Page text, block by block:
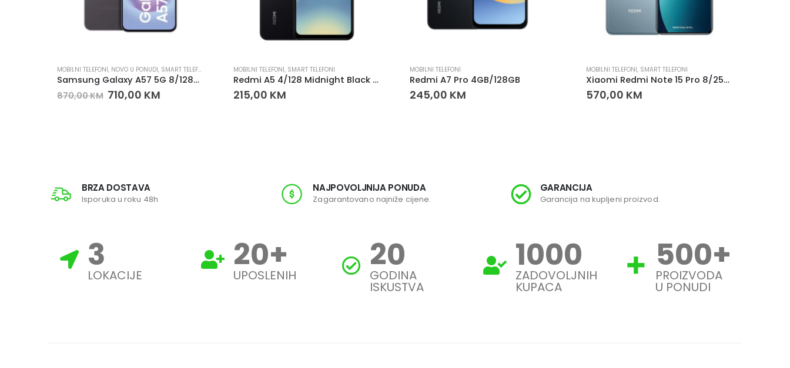
MOBILNI TELEFONI, NOVO U PONUDI, SMART TELEFONI
Samsung Galaxy A57 5G 8/128GB sivi 6.7″ AMOLED+ 120Hz
870,00KM 710,00 KM
MOBILNI TELEFONI, SMART TELEFONI
Redmi A5 4/128 Midnight Black – 120Hz, 5200mAh
215,00 KM
MOBILNI TELEFONI
Redmi A7 Pro 4GB/128GB
245,00 KM
MOBILNI TELEFONI, SMART TELEFONI
Xiaomi Redmi Note 15 Pro 8/256 – 200MP, 6500mAh
570,00 KM
BRZA DOSTAVA
Isporuka u roku 48h
NAJPOVOLJNIJA PONUDA
Zagarantovano najniže cijene.
GARANCIJA
Garancija na kupljeni proizvod.
3
LOKACIJE 20+
UPOSLENIH 20
GODINA
ISKUSTVA
1000
ZADOVOLJNIH
KUPACA
500+
PROIZVODA
U PONUDI